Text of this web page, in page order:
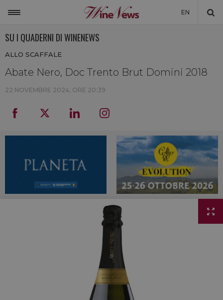
EN
NON SOLO VINO
NEWSLETTER
LA CANTINA DI WINENEWS
DICONO DI NOI
WINENEWS TV
SU I QUADERNI DI WINENEWS
ALLO SCAFFALE
Abate Nero, Doc Trento Brut Domini 2018
22 NOVEMBRE 2024, ORE 20:39